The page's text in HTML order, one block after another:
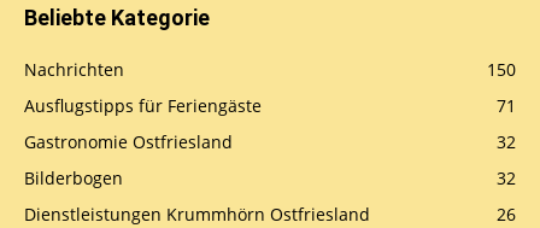
Beliebte Kategorie
Nachrichten
150
Ausflugstipps für Feriengäste
71
Gastronomie Ostfriesland
32
Bilderbogen
32
Dienstleistungen Krummhörn Ostfriesland
26